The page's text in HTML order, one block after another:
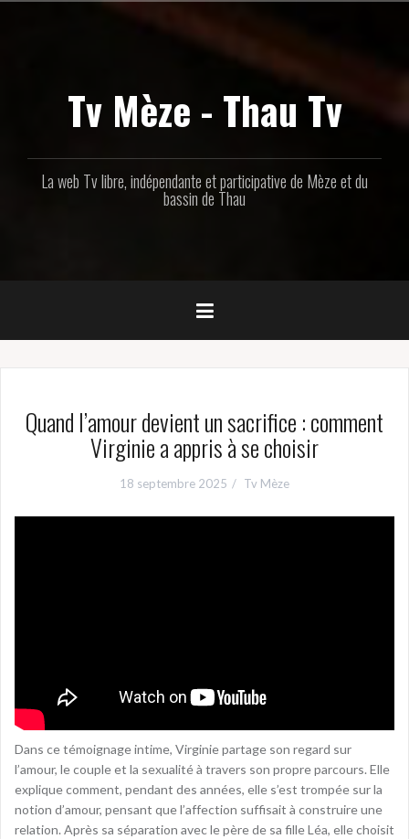
Tv Mèze - Thau Tv
La web Tv libre, indépendante et participative de Mèze et du
bassin de Thau
Quand l’amour devient un sacrifice : comment
Virginie a appris à se choisir
18 septembre 2025 Tv Mèze
Dans ce témoignage intime, Virginie partage son regard sur
l’amour, le couple et la sexualité à travers son propre parcours. Elle
explique comment, pendant des années, elle s’est trompée sur la
notion d’amour, pensant que l’affection suffisait à construire une
relation. Après sa séparation avec le père de sa fille Léa, elle choisit